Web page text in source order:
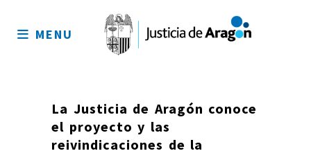
sitio
MENU
La Justicia de Aragón conoce
el proyecto y las
reivindicaciones de la